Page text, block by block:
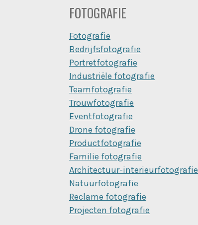
FOTOGRAFIE
Fotografie
Bedrijfsfotografie
Portretfotografie
Industriële fotografie
Teamfotografie
Trouwfotografie
Eventfotografie
Drone fotografie
Productfotografie
Familie fotografie
Architectuur-interieurfotografie
Natuurfotografie
Reclame fotografie
Projecten fotografie